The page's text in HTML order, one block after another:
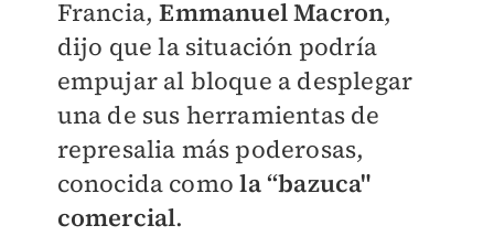
Francia,Emmanuel Macron,
dijo que la situación podría
empujar al bloque a desplegar
una de sus herramientas de
represalia más poderosas,
conocida como la “bazuca"
comercial.